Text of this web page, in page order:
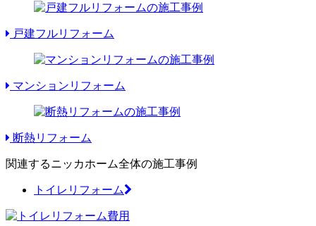
戸建フルリフォーム
マンションリフォーム
断熱リフォーム
関連するニッカホーム全体の施工事例
トイレリフォーム